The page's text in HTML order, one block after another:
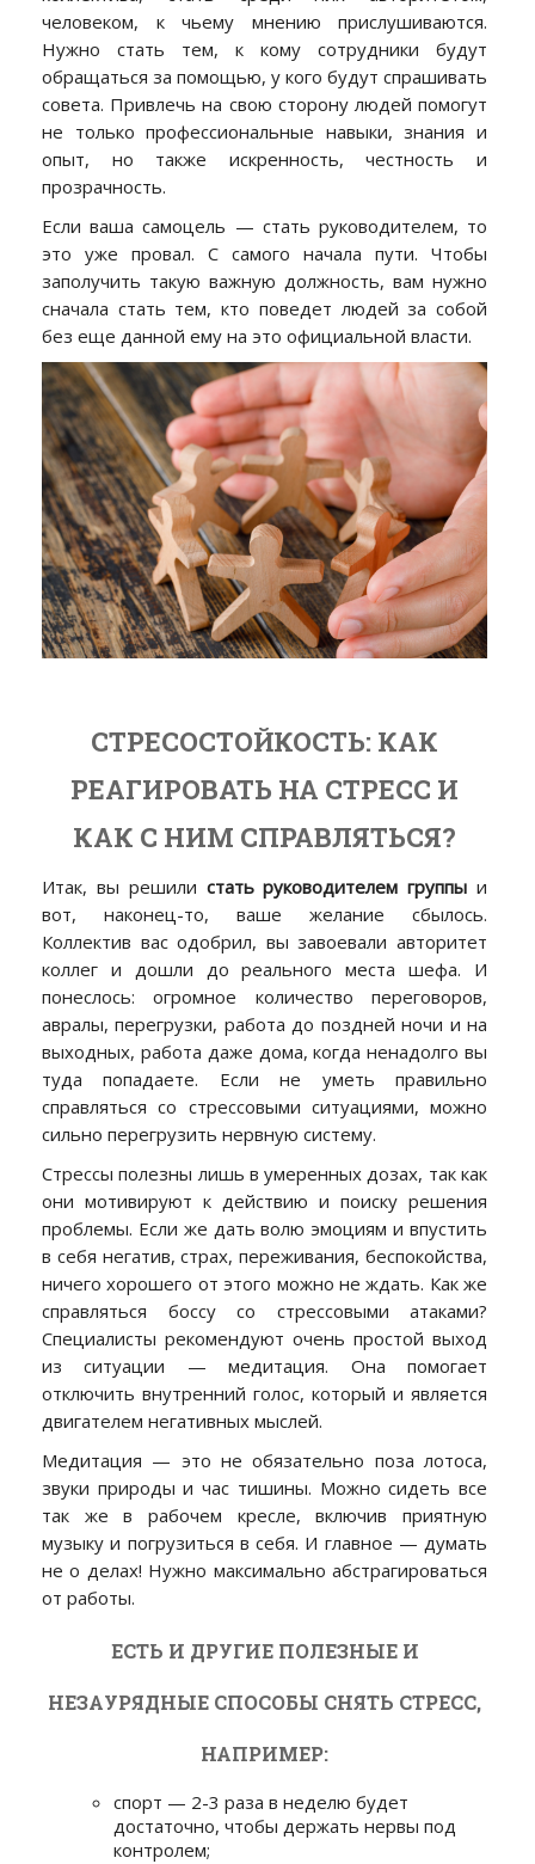
человеком, к чьему мнению прислушиваются.
Нужно стать тем, к кому сотрудники будут
обращаться за помощью, у кого будут спрашивать
совета. Привлечь на свою сторону людей помогут
не только профессиональные навыки, знания и
опыт, но также искренность, честность и
прозрачность.
Если ваша самоцель — стать руководителем, то
это уже провал. С самого начала пути. Чтобы
заполучить такую важную должность, вам нужно
сначала стать тем, кто поведет людей за собой
без еще данной ему на это официальной власти.
СТРЕСОСТОЙКОСТЬ: КАК
РЕАГИРОВАТЬ НА СТРЕСС И
КАК С НИМ СПРАВЛЯТЬСЯ?
Итак, вы решили стать руководителем группы и
вот, наконец-то, ваше желание сбылось.
Коллектив вас одобрил, вы завоевали авторитет
коллег и дошли до реального места шефа. И
понеслось: огромное количество переговоров,
авралы, перегрузки, работа до поздней ночи и на
выходных, работа даже дома, когда ненадолго вы
туда попадаете. Если не уметь правильно
справляться со стрессовыми ситуациями, можно
сильно перегрузить нервную систему.
Стрессы полезны лишь в умеренных дозах, так как
они мотивируют к действию и поиску решения
проблемы. Если же дать волю эмоциям и впустить
в себя негатив, страх, переживания, беспокойства,
ничего хорошего от этого можно не ждать. Как же
справляться боссу со стрессовыми атаками?
Специалисты рекомендуют очень простой выход
из ситуации — медитация. Она помогает
отключить внутренний голос, который и является
двигателем негативных мыслей.
Медитация — это не обязательно поза лотоса,
звуки природы и час тишины. Можно сидеть все
так же в рабочем кресле, включив приятную
музыку и погрузиться в себя. И главное — думать
не о делах! Нужно максимально абстрагироваться
от работы.
ЕСТЬ И ДРУГИЕ ПОЛЕЗНЫЕ И
НЕЗАУРЯДНЫЕ СПОСОБЫ СНЯТЬ СТРЕСС,
НАПРИМЕР:
спорт — 2-3 раза в неделю будет
достаточно, чтобы держать нервы под
контролем;